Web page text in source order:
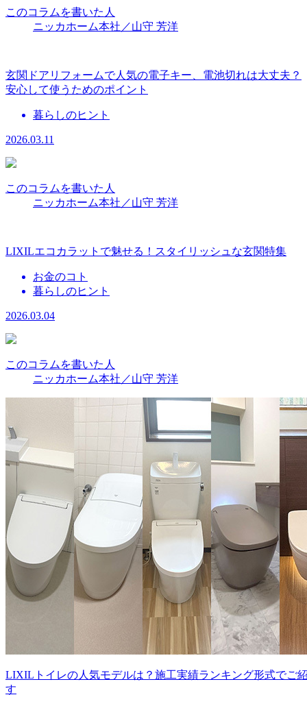
このコラムを書いた人
ニッカホーム本社／山守 芳洋
玄関ドアリフォームで人気の電子キー、電池切れは大丈夫？
安心して使うためのポイント
暮らしのヒント
2026.03.11
このコラムを書いた人
ニッカホーム本社／山守 芳洋
LIXILエコカラットで魅せる！スタイリッシュな玄関特集
お金のコト
暮らしのヒント
2026.03.04
このコラムを書いた人
ニッカホーム本社／山守 芳洋
LIXILトイレの人気モデルは？施工実績ランキング形式でご
す